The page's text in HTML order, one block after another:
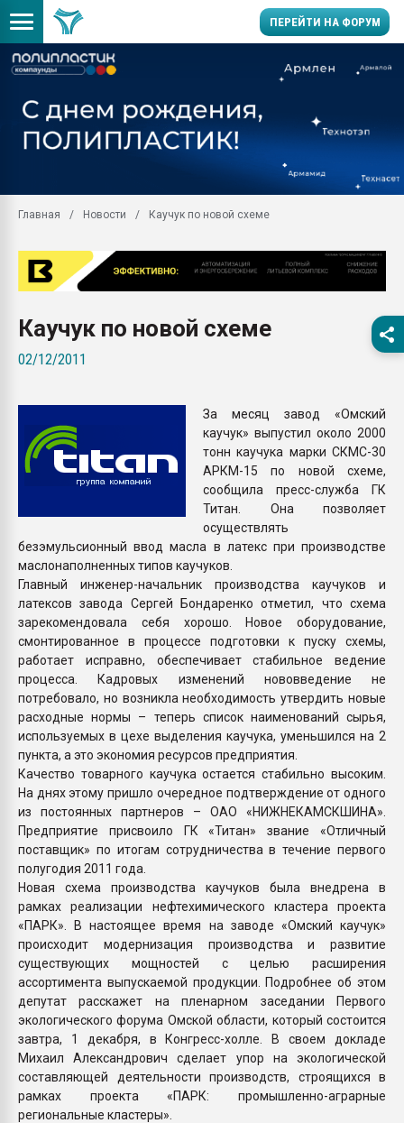
ПЕРЕЙТИ НА ФОРУМ
Вакуум-формовочные
28.07.2026
28.07.2026
ситуацией на
Материал
вакуумного
Armaloy PC/ABS-1IM
ПЕРЕЙТИ НА
Главная Новости Каучук по новой схеме
Каучук по новой схеме
02/12/2011
За месяц завод «Омский
каучук» выпустил около 2000
тонн каучука марки СКМС-30
АРКМ-15 по новой схеме,
сообщила пресс-служба ГК
Титан. Она позволяет
осуществлять
безэмульсионный ввод масла в латекс при производстве
маслонаполненных типов каучуков.
Главный инженер-начальник производства каучуков и
латексов завода Сергей Бондаренко отметил, что схема
зарекомендовала себя хорошо. Новое оборудование,
смонтированное в процессе подготовки к пуску схемы,
работает исправно, обеспечивает стабильное ведение
процесса. Кадровых изменений нововведение не
потребовало, но возникла необходимость утвердить новые
расходные нормы – теперь список наименований сырья,
используемых в цехе выделения каучука, уменьшился на 2
пункта, а это экономия ресурсов предприятия.
Качество товарного каучука остается стабильно высоким.
На днях этому пришло очередное подтверждение от одного
из постоянных партнеров – ОАО «НИЖНЕКАМСКШИНА».
Предприятие присвоило ГК «Титан» звание «Отличный
поставщик» по итогам сотрудничества в течение первого
полугодия 2011 года.
Новая схема производства каучуков была внедрена в
рамках реализации нефтехимического кластера проекта
«ПАРК». В настоящее время на заводе «Омский каучук»
происходит модернизация производства и развитие
существующих мощностей с целью расширения
ассортимента выпускаемой продукции. Подробнее об этом
депутат расскажет на пленарном заседании Первого
экологического форума Омской области, который состоится
завтра, 1 декабря, в Конгресс-холле. В своем докладе
Михаил Александрович сделает упор на экологической
составляющей деятельности производств, строящихся в
рамках проекта «ПАРК: промышленно-аграрные
региональные кластеры».